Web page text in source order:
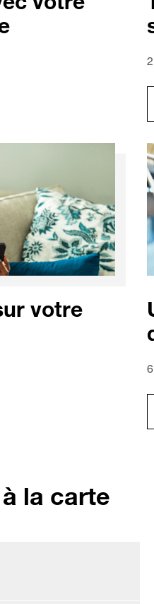
avec votre
votre
le wifi sur votre mobile
la carte